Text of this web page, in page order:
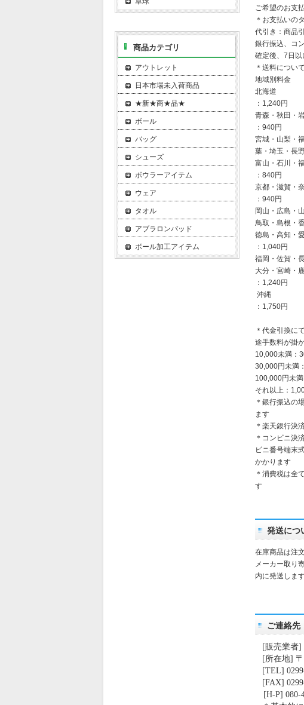
ご希望のお支
＊お支払いの
代引き：商品
銀行振込、コ
確定後、7日
＊送料について
地域別料金
北海道
：1,240円
青森・秋田・
：940円
宮城・山梨・
葉・埼玉・長
富山・石川・
：840円
京都・滋賀・
：940円
岡山・広島・
鳥取・島根・
徳島・高知・
：1,040円
福岡・佐賀・
大分・宮崎・
：1,240円
沖縄
：1,750円
＊代金引換に
途手数料が掛
10,000未満：
30,000円未満
100,000円未
それ以上：
＊銀行振込の
ます
＊楽天銀行決
＊コンビニ決
ビニ番号端末
かかります
＊消費税は全
す
発送につ
在庫商品は注
メーカー取り
内に発送しま
ご連絡先
[販売業者]
[所在地] 〒
[TEL]
[FAX]
[H-P] 080-
商品カテゴリ
アウトレット
日本市場未入荷商品
★新★商★品★
ボール
バッグ
シューズ
ボウラーアイテム
ウェア
タオル
アブラロンパッド
ボール加工アイテム